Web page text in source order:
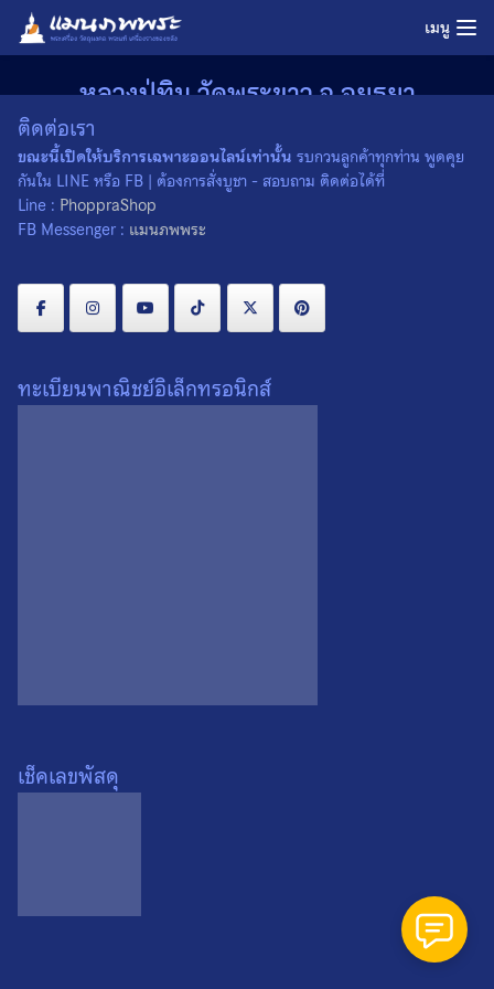
Skip
เมนู
หลวงปู่ทิม วัดพระขาว จ.อยุธยา
หลวงปู่ทิม วัดพระขาว จ.อยุธยา
01/09/2022 admin ทำเนียบพระเกจิ คณาจารย์, ภาคกลาง
ติดต่อเรา
ขณะนี้เปิดให้บริการเฉพาะออนไลน์เท่านั้น รบกวนลูกค้าทุกท่าน พูดคุย
กันใน LINE หรือ FB | ต้องการสั่งบูชา - สอบถาม ติดต่อได้ที่
Line : PhoppraShop
FB Messenger : แมนภพพระ
ทะเบียนพาณิชย์อิเล็กทรอนิกส์
เช็คเลขพัสดุ